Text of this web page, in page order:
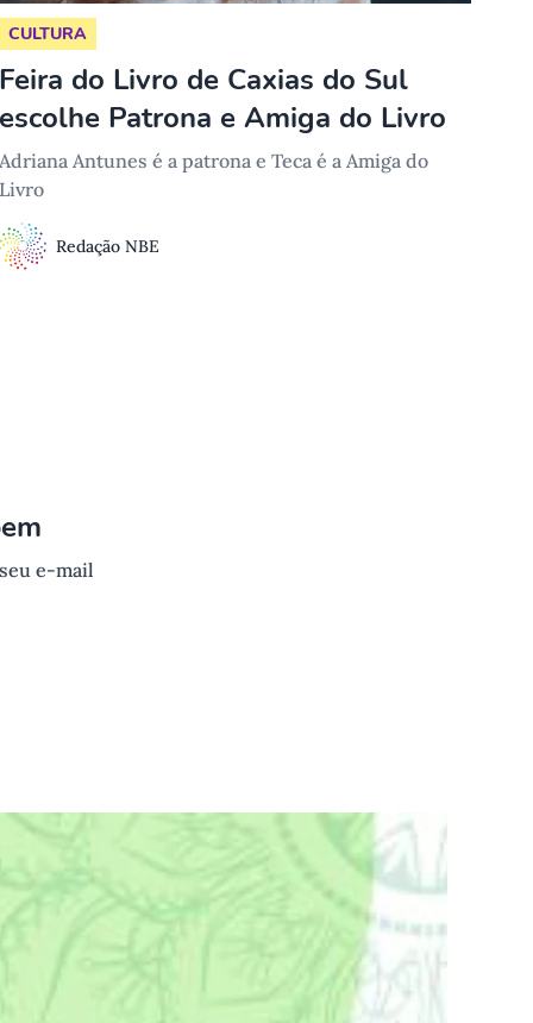
CULTURA
do Livro de Caxias do Sul
Patrona e Amiga do Livro
Antunes é a patrona e Teca é a Amiga do
Redação NBE
e-mail